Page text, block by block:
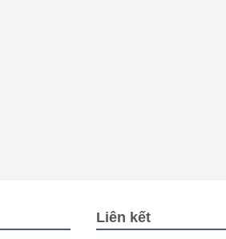
Liên kết